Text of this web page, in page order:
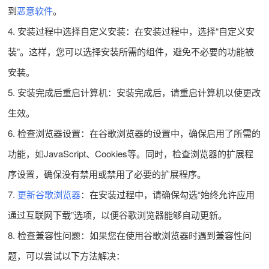
到恶意软件。
4. 安装过程中选择自定义安装：在安装过程中，选择“自定义安
装”。这样，您可以选择安装所需的组件，避免不必要的功能被
安装。
5. 安装完成后重启计算机：安装完成后，请重启计算机以使更改
生效。
6. 检查浏览器设置：在谷歌浏览器的设置中，确保启用了所需的
功能，如JavaScript、Cookies等。同时，检查浏览器的扩展程
序设置，确保没有禁用或禁用了必要的扩展程序。
7. 更新谷歌浏览器：在安装过程中，请确保勾选“始终允许应用
通过互联网下载”选项，以便谷歌浏览器能够自动更新。
8. 检查兼容性问题：如果您在使用谷歌浏览器时遇到兼容性问
题，可以尝试以下方法解决：